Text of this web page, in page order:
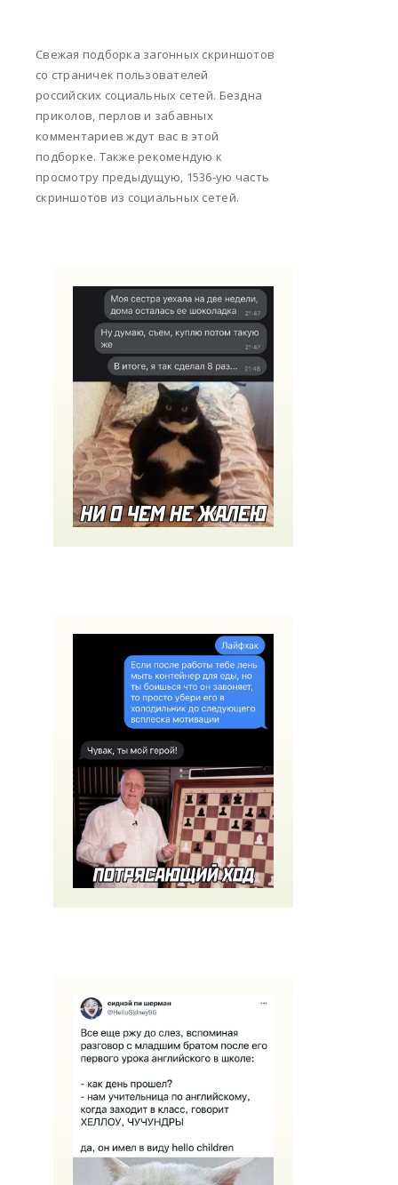
Свежая подборка загонных скриншотов
со страничек пользователей
российских социальных сетей. Бездна
приколов, перлов и забавных
комментариев ждут вас в этой
подборке. Также рекомендую к
просмотру предыдущую, 1536-ую часть
скриншотов из социальных сетей.